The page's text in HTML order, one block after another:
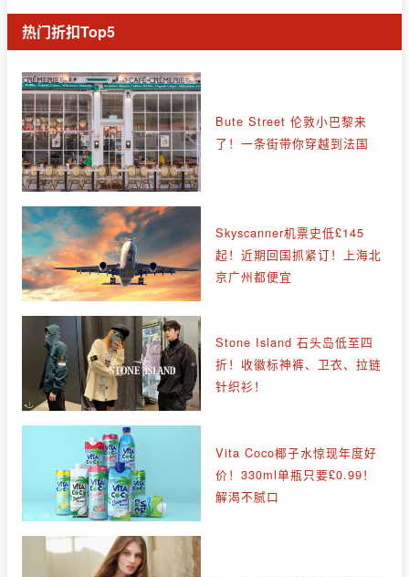
热门折扣Top5
Bute Street 伦敦小巴黎来
了！一条街带你穿越到法国
Skyscanner机票史低£145
起！近期回国抓紧订！上海北
京广州都便宜
Stone Island 石头岛低至四
折！收徽标神裤、卫衣、拉链
针织衫！
Vita Coco椰子水惊现年度好
价！330ml单瓶只要£0.99！
解渴不腻口